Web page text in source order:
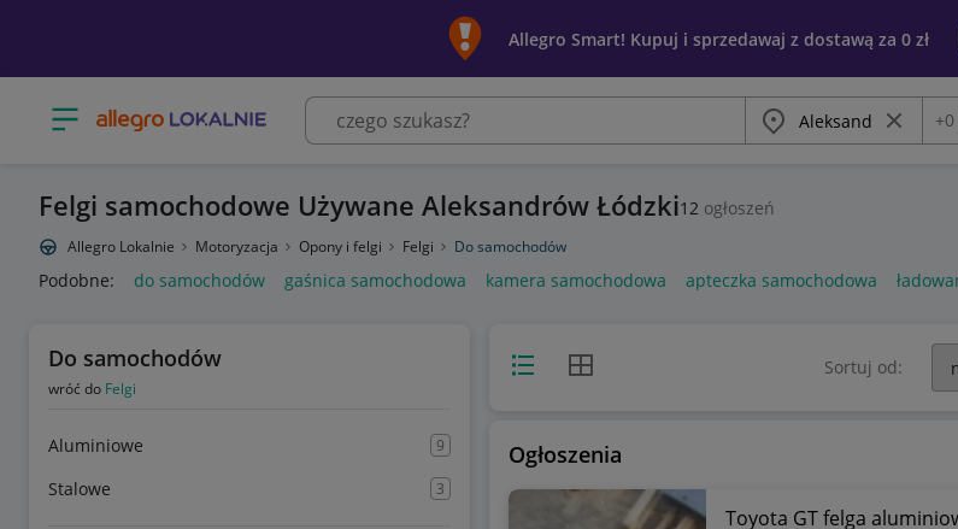
Allegro Smart! Kupuj i sprzedawaj z dostawą za 0 zł
Otwórz menu z kategoriami Miasto Wyczyść
+0
Felgi samochodowe Używane Aleksandrów Łódzki12 ogłoszeń
Allegro Lokalnie Motoryzacja Opony i felgi Felgi Do samochodów
Podobne: do samochodów gaśnica samochodowa kamera samochodowa apteczka samochodowa
Do samochodów
wróć do Felgi
Aluminiowe 9
Stalowe 3
Widok listyWidok siatki Sortuj od:
Ogłoszenia
Toyota GT felga